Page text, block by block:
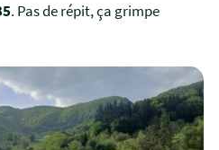
. Pas de répit, ça grimpe